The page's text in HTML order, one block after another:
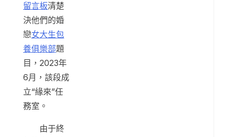
留言板清楚
決他們的婚
戀女大生包
養俱樂部題
目，2023年
6月，該段成
立“緣來”任
務室。
由于終